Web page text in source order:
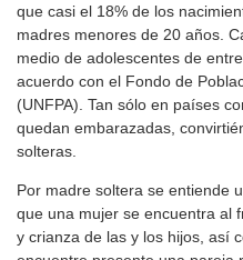
que casi el 18% de los
madres menores de 20 años.
medio de adolescentes de
acuerdo con el Fondo de
(UNFPA). Tan sólo en países
quedan embarazadas,
solteras.
Por madre soltera se entiende
que una mujer se encuentra al
y crianza de las y los hijos, así